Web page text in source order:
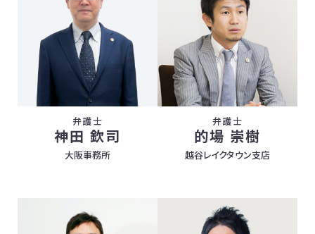
弁護士
神田 欽司
大阪事務所
弁護士
的場 崇樹
越谷レイクタウン支店